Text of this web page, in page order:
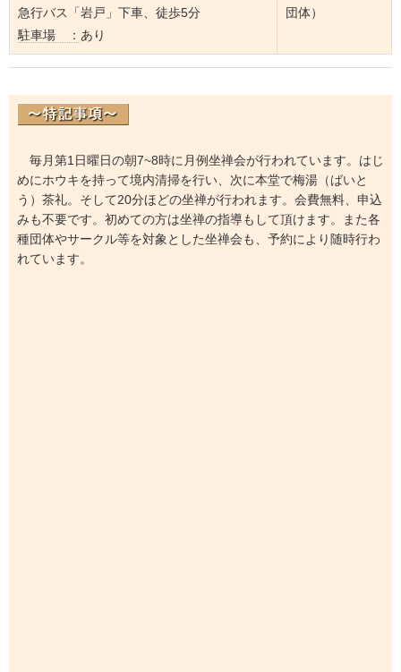
急行バス「岩戸」下車、徒歩5分
駐車場 ： あり
団体）
毎月第1日曜日の朝7~8時に月例坐禅会が行われています。はじ
めにホウキを持って境内清掃を行い、次に本堂で梅湯（ばいと
う）茶礼。そして20分ほどの坐禅が行われます。会費無料、申込
みも不要です。初めての方は坐禅の指導もして頂けます。また各
種団体やサークル等を対象とした坐禅会も、予約により随時行わ
れています。